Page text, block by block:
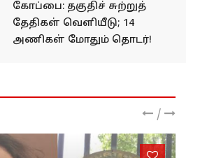
கோப்பை: தகுதிச் சுற்றுத்
தேதிகள் வெளியீடு; 14
அணிகள் மோதும் தொடர்!
/